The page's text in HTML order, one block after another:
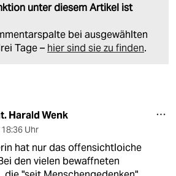
unter diesem Artikel ist
bei ausgewählten
Tage – hier sind sie zu finden.
Harald Wenk
18:36 Uhr
hat nur das offensichtloiche
den vielen bewaffneten